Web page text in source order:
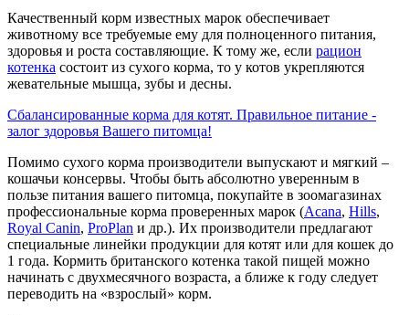
Качественный корм известных марок обеспечивает
животному все требуемые ему для полноценного питания,
здоровья и роста составляющие. К тому же, если рацион
котенка состоит из сухого корма, то у котов укрепляются
жевательные мышца, зубы и десны.
Сбалансированные корма для котят. Правильное питание -
залог здоровья Вашего питомца!
Помимо сухого корма производители выпускают и мягкий –
кошачьи консервы. Чтобы быть абсолютно уверенным в
пользе питания вашего питомца, покупайте в зоомагазинах
профессиональные корма проверенных марок (Acana, Hills,
Royal Canin, ProPlan и др.). Их производители предлагают
специальные линейки продукции для котят или для кошек до
1 года. Кормить британского котенка такой пищей можно
начинать с двухмесячного возраста, а ближе к году следует
переводить на «взрослый» корм.